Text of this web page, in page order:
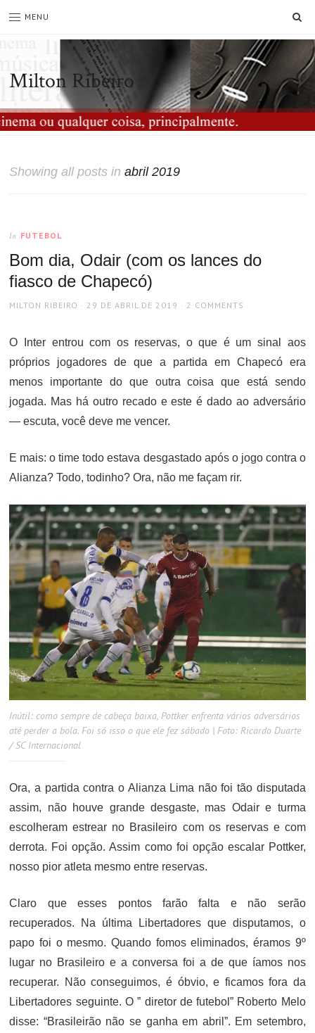
MENU
Milton Ribeiro
Showing all posts inabril 2019
In FUTEBOL
Bom dia, Odair (com os lances do
fiasco de Chapecó)
AUTHOR
MILTON RIBEIRO
POSTED
29 DE ABRIL DE 2019 2 COMMENTS
O Inter entrou com os reservas, o que é um sinal aos
próprios jogadores de que a partida em Chapecó era
menos importante do que outra coisa que está sendo
jogada. Mas há outro recado e este é dado ao adversário
— escuta, você deve me vencer.
E mais: o time todo estava desgastado após o jogo contra o
Alianza? Todo, todinho? Ora, não me façam rir.
Inútil: como sempre de cabeça baixa, Pottker enfrenta vários adversários
até perder a bola. Foi só isso o que ele fez sábado | Foto: Ricardo Duarte
/ SC Internacional
Ora, a partida contra o Alianza Lima não foi tão disputada
assim, não houve grande desgaste, mas Odair e turma
escolheram estrear no Brasileiro com os reservas e com
derrota. Foi opção. Assim como foi opção escalar Pottker,
nosso pior atleta mesmo entre reservas.
Claro que esses pontos farão falta e não serão
recuperados. Na última Libertadores que disputamos, o
papo foi o mesmo. Quando fomos eliminados, éramos 9º
lugar no Brasileiro e a conversa foi a de que íamos nos
recuperar. Não conseguimos, é óbvio, e ficamos fora da
Libertadores seguinte. O ” diretor de futebol” Roberto Melo
disse: “Brasileirão não se ganha em abril”. Em setembro,